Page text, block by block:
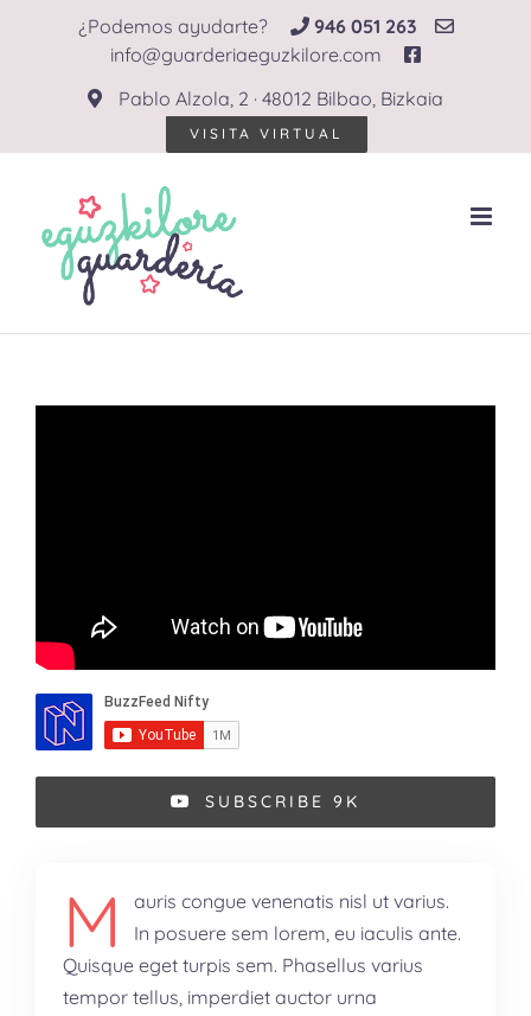
¿Podemos ayudarte?
946 051 263
info@guarderiaeguzkilore.com
Pablo Alzola, 2 · 48012 Bilbao, Bizkaia
VISITA VIRTUAL
SUBSCRIBE 9K
M
auris congue venenatis nisl ut varius.
In posuere sem lorem, eu iaculis ante.
Quisque eget turpis sem. Phasellus varius
tempor tellus, imperdiet auctor urna